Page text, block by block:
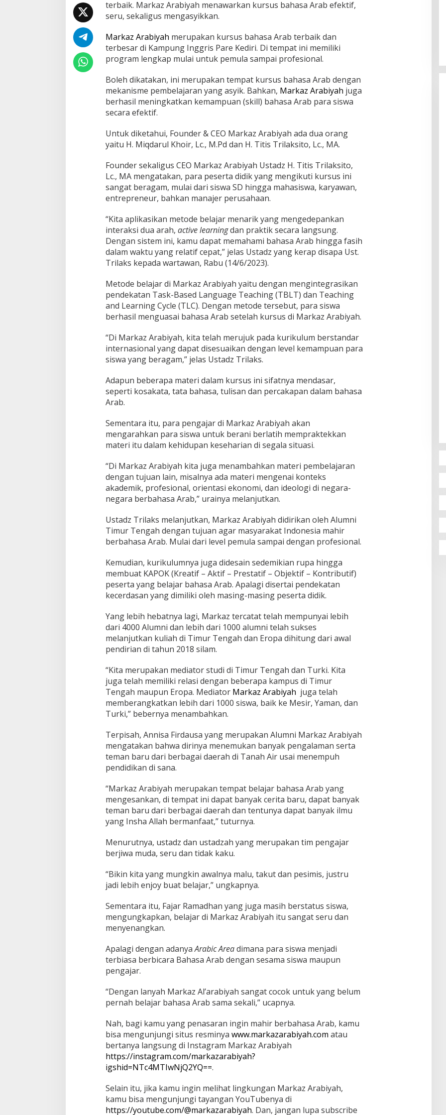
k
t
f
d
a
n
e
n
y
e
n
n
g
k
n
terbaik. Markaz Arabiyah menawarkan kursus bahasa Arab efektif,
seru, sekaligus mengasyikkan.
Markaz Arabiyah merupakan kursus bahasa Arab terbaik dan
terbesar di Kampung Inggris Pare Kediri. Di tempat ini memiliki
program lengkap mulai untuk pemula sampai profesional.
Boleh dikatakan, ini merupakan tempat kursus bahasa Arab dengan
mekanisme pembelajaran yang asyik. Bahkan, Markaz Arabiyah juga
berhasil meningkatkan kemampuan (skill) bahasa Arab para siswa
secara efektif.
Untuk diketahui, Founder & CEO Markaz Arabiyah ada dua orang
yaitu H. Miqdarul Khoir, Lc., M.Pd dan H. Titis Trilaksito, Lc., MA.
Founder sekaligus CEO Markaz Arabiyah Ustadz H. Titis Trilaksito,
Lc., MA mengatakan, para peserta didik yang mengikuti kursus ini
sangat beragam, mulai dari siswa SD hingga mahasiswa, karyawan,
entrepreneur, bahkan manajer perusahaan.
“Kita aplikasikan metode belajar menarik yang mengedepankan
interaksi dua arah, active learningdan praktik secara langsung.
Dengan sistem ini, kamu dapat memahami bahasa Arab hingga fasih
dalam waktu yang relatif cepat,” jelas Ustadz yang kerap disapa Ust.
Trilaks kepada wartawan, Rabu (14/6/2023).
Metode belajar di Markaz Arabiyah yaitu dengan mengintegrasikan
pendekatan Task-Based Language Teaching (TBLT) dan Teaching
and Learning Cycle (TLC). Dengan metode tersebut, para siswa
berhasil menguasai bahasa Arab setelah kursus di Markaz Arabiyah.
“Di Markaz Arabiyah, kita telah merujuk pada kurikulum berstandar
internasional yang dapat disesuaikan dengan level kemampuan para
siswa yang beragam,” jelas Ustadz Trilaks.
Adapun beberapa materi dalam kursus ini sifatnya mendasar,
seperti kosakata, tata bahasa, tulisan dan percakapan dalam bahasa
Arab.
Sementara itu, para pengajar di Markaz Arabiyah akan
mengarahkan para siswa untuk berani berlatih mempraktekkan
materi itu dalam kehidupan keseharian di segala situasi.
“Di Markaz Arabiyah kita juga menambahkan materi pembelajaran
dengan tujuan lain, misalnya ada materi mengenai konteks
akademik, profesional, orientasi ekonomi, dan ideologi di negara-
negara berbahasa Arab,” urainya melanjutkan.
Ustadz Trilaks melanjutkan, Markaz Arabiyah didirikan oleh Alumni
Timur Tengah dengan tujuan agar masyarakat Indonesia mahir
berbahasa Arab. Mulai dari level pemula sampai dengan profesional.
Kemudian, kurikulumnya juga didesain sedemikian rupa hingga
membuat KAPOK (Kreatif – Aktif – Prestatif – Objektif – Kontributif)
peserta yang belajar bahasa Arab. Apalagi disertai pendekatan
kecerdasan yang dimiliki oleh masing-masing peserta didik.
Yang lebih hebatnya lagi, Markaz tercatat telah mempunyai lebih
dari 4000 Alumni dan lebih dari 1000 alumni telah sukses
melanjutkan kuliah di Timur Tengah dan Eropa dihitung dari awal
pendirian di tahun 2018 silam.
“Kita merupakan mediator studi di Timur Tengah dan Turki. Kita
juga telah memiliki relasi dengan beberapa kampus di Timur
Tengah maupun Eropa. Mediator Markaz Arabiyah juga telah
memberangkatkan lebih dari 1000 siswa, baik ke Mesir, Yaman, dan
Turki,” bebernya menambahkan.
Terpisah, Annisa Firdausa yang merupakan Alumni Markaz Arabiyah
mengatakan bahwa dirinya menemukan banyak pengalaman serta
teman baru dari berbagai daerah di Tanah Air usai menempuh
pendidikan di sana.
“Markaz Arabiyah merupakan tempat belajar bahasa Arab yang
mengesankan, di tempat ini dapat banyak cerita baru, dapat banyak
teman baru dari berbagai daerah dan tentunya dapat banyak ilmu
yang Insha Allah bermanfaat,” tuturnya.
Menurutnya, ustadz dan ustadzah yang merupakan tim pengajar
berjiwa muda, seru dan tidak kaku.
“Bikin kita yang mungkin awalnya malu, takut dan pesimis, justru
jadi lebih enjoy buat belajar,” ungkapnya.
Sementara itu, Fajar Ramadhan yang juga masih berstatus siswa,
mengungkapkan, belajar di Markaz Arabiyah itu sangat seru dan
menyenangkan.
Apalagi dengan adanyaArabic Areadimana para siswa menjadi
terbiasa berbicara Bahasa Arab dengan sesama siswa maupun
pengajar.
“Dengan lanyah Markaz Al’arabiyah sangat cocok untuk yang belum
pernah belajar bahasa Arab sama sekali,” ucapnya.
Nah, bagi kamu yang penasaran ingin mahir berbahasa Arab, kamu
bisa mengunjungi situs resminya www.markazarabiyah.com atau
bertanya langsung di Instagram Markaz Arabiyah
https://instagram.com/markazarabiyah?
igshid=NTc4MTIwNjQ2YQ==.
Selain itu, jika kamu ingin melihat lingkungan Markaz Arabiyah,
kamu bisa mengunjungi tayangan YouTubenya di
https://youtube.com/@markazarabiyah. Dan, jangan lupa subscribe